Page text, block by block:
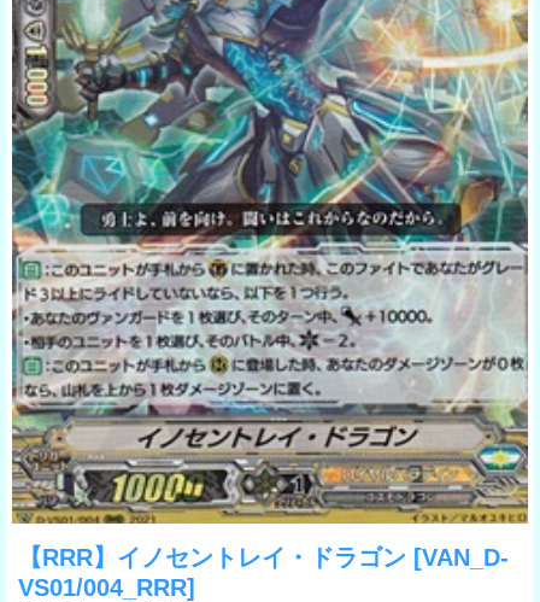
【RRR】イノセントレイ・ドラゴン [VAN_D-
VS01/004_RRR]